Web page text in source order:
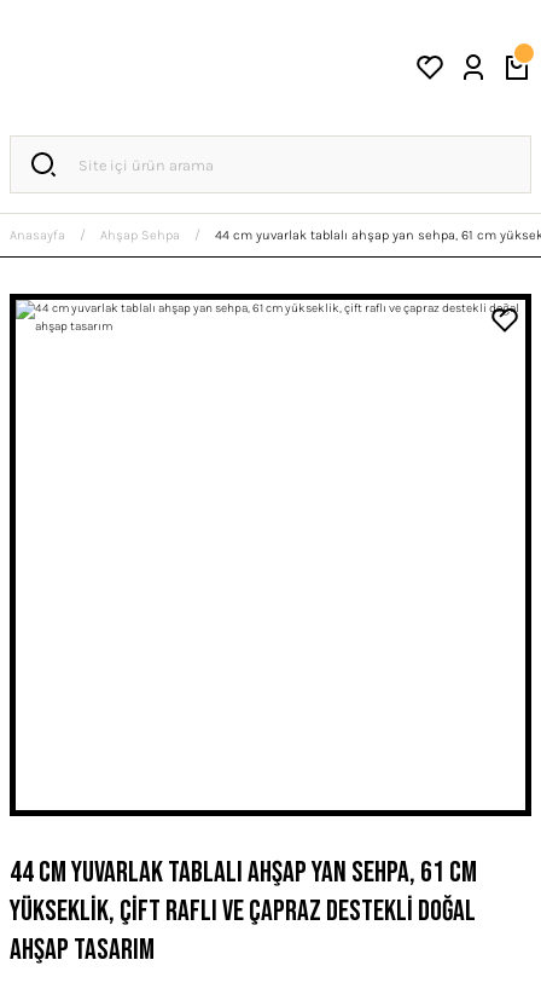
Anasayfa Ahşap Sehpa 44 cm yuvarlak tablalı ahşap yan sehpa, 61 cm
44 cm yuvarlak tablalı ahşap yan sehpa, 61 cm
yükseklik, çift raflı ve çapraz destekli doğal
ahşap tasarım